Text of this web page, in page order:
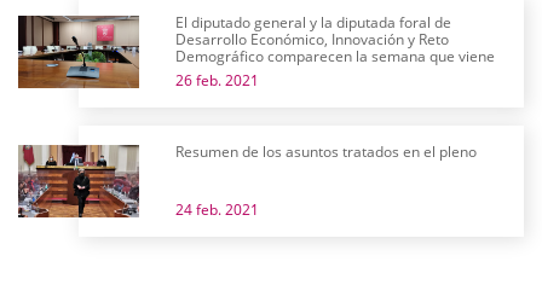
El diputado general y la diputada foral de
Desarrollo Económico, Innovación y Reto
Demográfico comparecen la semana que viene
26 feb. 2021
Resumen de los asuntos tratados en el pleno
24 feb. 2021